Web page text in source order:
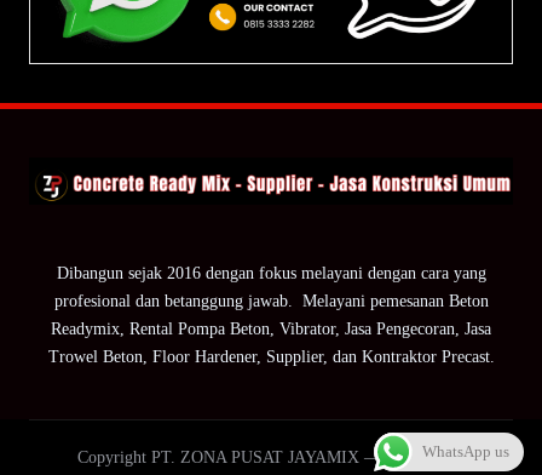
Dibangun sejak 2016 dengan fokus melayani dengan cara yang
profesional dan betanggung jawab. Melayani pemesanan Beton
Readymix, Rental Pompa Beton, Vibrator, Jasa Pengecoran, Jasa
Trowel Beton, Floor Hardener, Supplier, dan Kontraktor Precast.
Copyright PT. ZONA PUSAT JAYAMIX — ZPJ Group.WhatsApp us